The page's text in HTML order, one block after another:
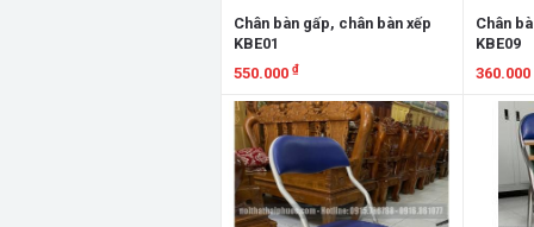
Chân bàn gấp, chân bàn xếp
KBE01
550.000 ₫
Xem chi tiết
Chân
KBE09
360.000
Xem